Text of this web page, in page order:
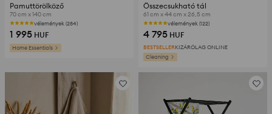
Pamuttörölköző
70 cm x 140 cm
vélemények (284)
1 995 HUF
Home Essentials
Összecsukható tál
61 cm x 44 cm x 26,5 cm
vélemények (122)
4 795 HUF
BESTSELLERKIZÁRÓLAG ONLINE
Cleaning